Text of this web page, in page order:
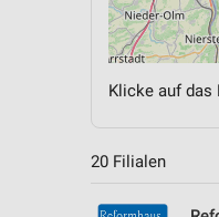
Klicke auf das
20 Filialen